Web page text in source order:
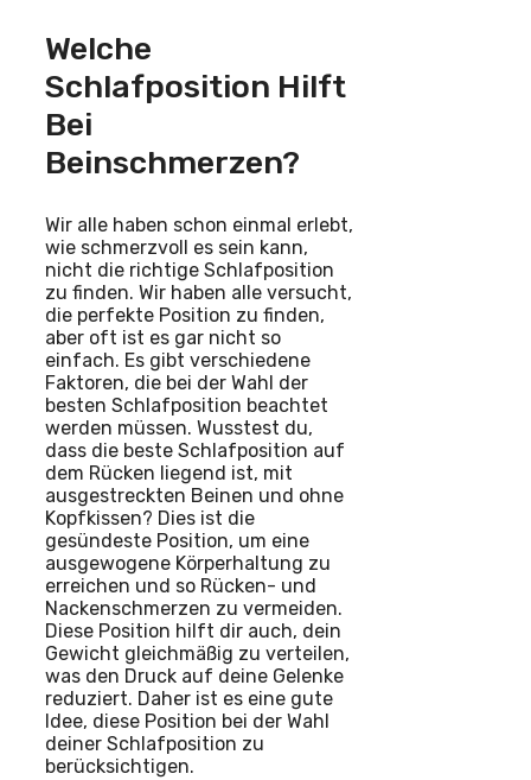
Welche
Schlafposition Hilft
Bei
Beinschmerzen?
Wir alle haben schon einmal erlebt,
wie schmerzvoll es sein kann,
nicht die richtige Schlafposition
zu finden. Wir haben alle versucht,
die perfekte Position zu finden,
aber oft ist es gar nicht so
einfach. Es gibt verschiedene
Faktoren, die bei der Wahl der
besten Schlafposition beachtet
werden müssen. Wusstest du,
dass die beste Schlafposition auf
dem Rücken liegend ist, mit
ausgestreckten Beinen und ohne
Kopfkissen? Dies ist die
gesündeste Position, um eine
ausgewogene Körperhaltung zu
erreichen und so Rücken- und
Nackenschmerzen zu vermeiden.
Diese Position hilft dir auch, dein
Gewicht gleichmäßig zu verteilen,
was den Druck auf deine Gelenke
reduziert. Daher ist es eine gute
Idee, diese Position bei der Wahl
deiner Schlafposition zu
berücksichtigen.